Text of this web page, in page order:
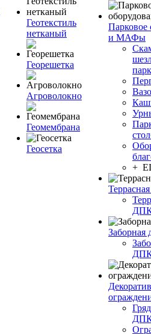
Геотекстиль
нетканый
Георешетка
Агроволокно
Геомембрана
Геосетка
Парковое
и МАФы
+
Заборная